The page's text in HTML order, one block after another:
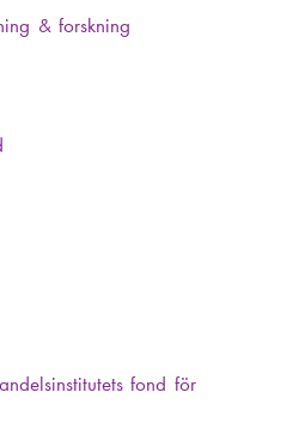
& forskning
fond för